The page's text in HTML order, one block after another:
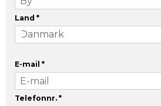
Land *
E-mail *
Telefonnr. *